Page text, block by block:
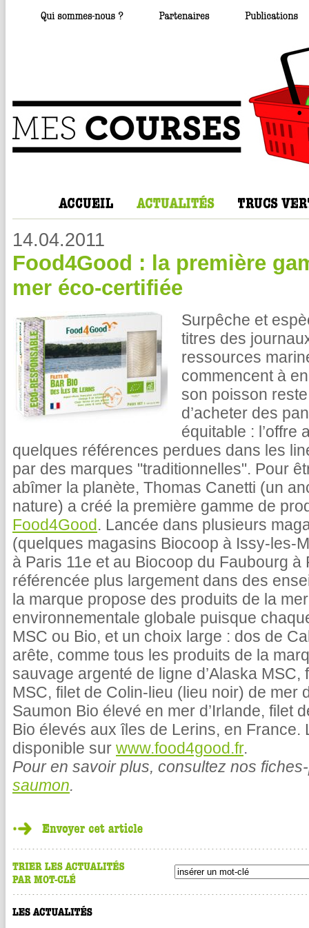
14.04.2011
Food4Good : la première
mer éco-certifiée
Surpêche et
titres des
ressources
commencent à
son poisson
d’acheter des
équitable : l’offre
quelques références perdues dans les
par des marques "traditionnelles". Pour
abîmer la planète, Thomas Canetti (un
nature) a créé la première gamme de
Food4Good. Lancée dans plusieurs
(quelques magasins Biocoop à Issy-les-
à Paris 11e et au Biocoop du Faubourg
référencée plus largement dans des
la marque propose des produits de la
environnementale globale puisque
MSC ou Bio, et un choix large : dos de
arête, comme tous les produits de la
sauvage argenté de ligne d’Alaska
MSC, filet de Colin-lieu (lieu noir) de mer
Saumon Bio élevé en mer d’Irlande, filet
Bio élevés aux îles de Lerins, en France.
disponible sur www.food4good.fr.
Pour en savoir plus, consultez nos
saumon.